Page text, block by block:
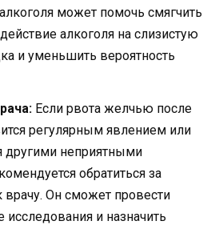
может помочь смягчить
алкоголя на слизистую
и уменьшить вероятность
Если рвота желчью после
регулярным явлением или
другими неприятными
обратиться за
врачу. Он сможет провести
и назначить